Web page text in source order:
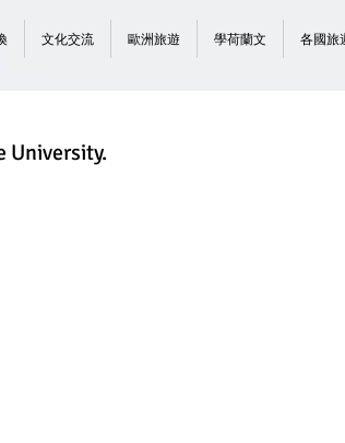
文化交流 歐洲旅遊 學荷蘭文 各國旅
University.